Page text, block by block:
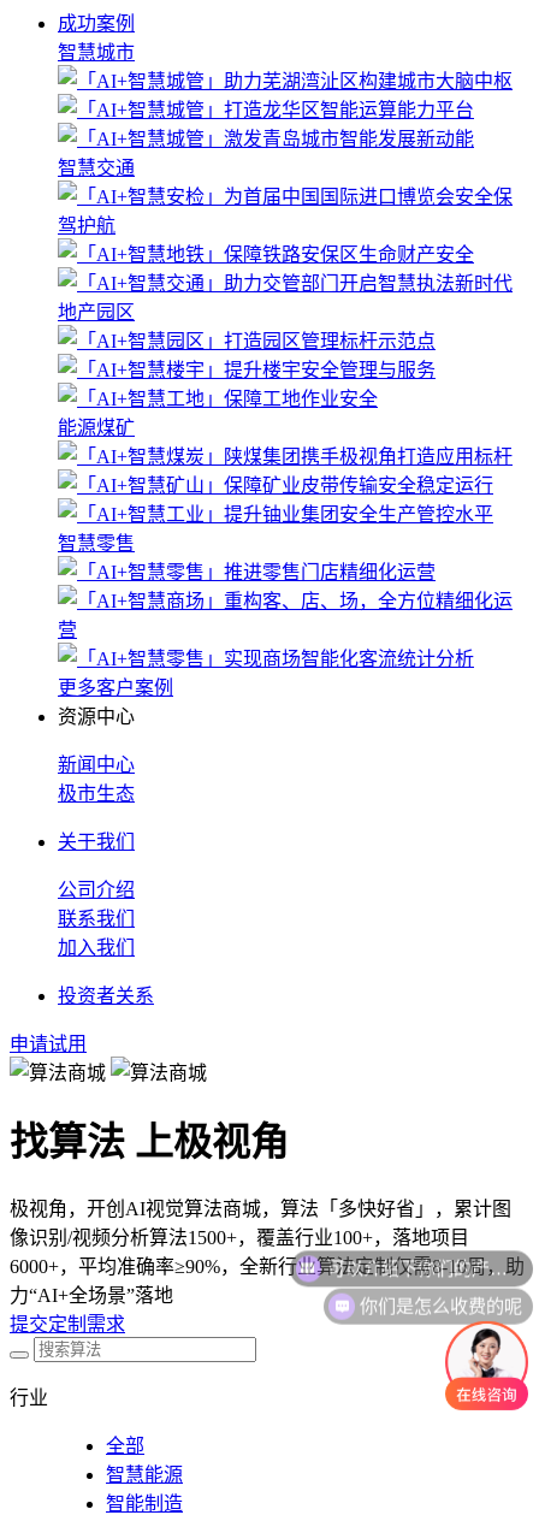
成功案例
智慧城市
智慧交通
地产园区
能源煤矿
智慧零售
更多客户案例
资源中心
新闻中心
极市生态
关于我们
公司介绍
联系我们
加入我们
投资者关系
申请试用
找算法 上极视角
极视角，开创AI视觉算法商城，算法「多快好省」，累计图
像识别/视频分析算法1500+，覆盖行业100+，落地项目
6000+，平均准确率≥90%，全新行业算法定制仅需8-10周，助
力“AI+全场景”落地
提交定制需求
行业
全部
智慧能源
智能制造
你们是怎么收费的呢